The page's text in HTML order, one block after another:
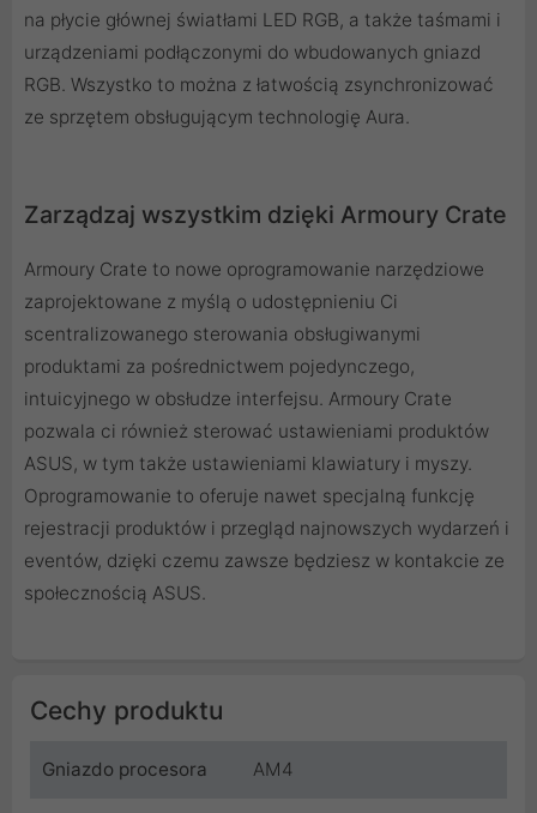
na płycie głównej światłami LED RGB, a także taśmami i
urządzeniami podłączonymi do wbudowanych gniazd
RGB. Wszystko to można z łatwością zsynchronizować
ze sprzętem obsługującym technologię Aura.
Zarządzaj wszystkim dzięki Armoury Crate
Armoury Crate to nowe oprogramowanie narzędziowe
zaprojektowane z myślą o udostępnieniu Ci
scentralizowanego sterowania obsługiwanymi
produktami za pośrednictwem pojedynczego,
intuicyjnego w obsłudze interfejsu. Armoury Crate
pozwala ci również sterować ustawieniami produktów
ASUS, w tym także ustawieniami klawiatury i myszy.
Oprogramowanie to oferuje nawet specjalną funkcję
rejestracji produktów i przegląd najnowszych wydarzeń i
eventów, dzięki czemu zawsze będziesz w kontakcie ze
społecznością ASUS.
Cechy produktu
Gniazdo procesora AM4